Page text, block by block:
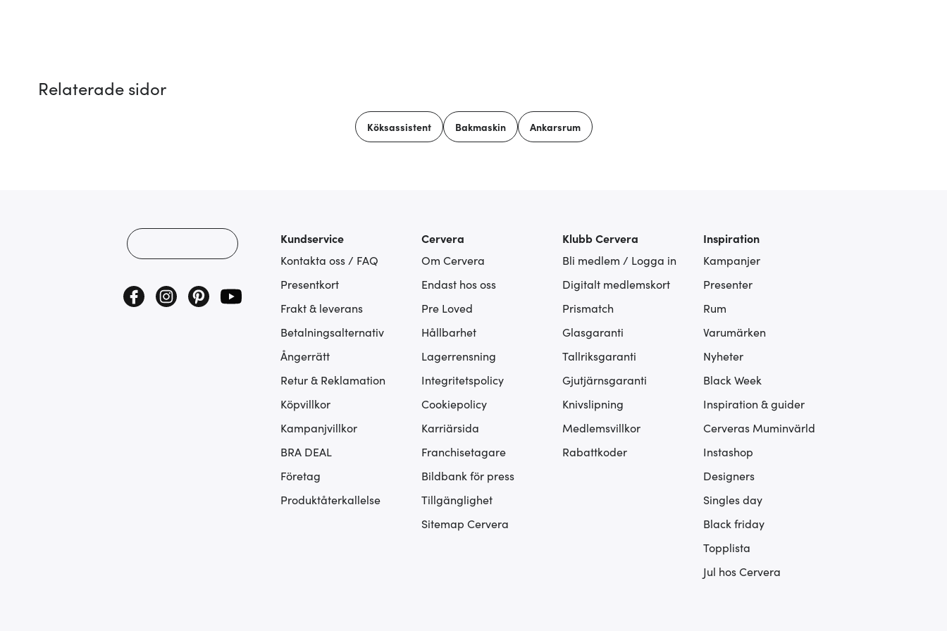
Relaterade sidor
Köksassistent Bakmaskin Ankarsrum
Kundservice
Kontakta oss / FAQ
Presentkort
Frakt & leverans
Betalningsalternativ
Ångerrätt
Retur & Reklamation
Köpvillkor
Kampanjvillkor
BRA DEAL
Företag
Produktåterkallelse
Cervera
Om Cervera
Endast hos oss
Pre Loved
Hållbarhet
Lagerrensning
Integritetspolicy
Cookiepolicy
Karriärsida
Franchisetagare
Bildbank för press
Tillgänglighet
Sitemap Cervera
Klubb Cervera
Bli medlem / Logga in
Digitalt medlemskort
Prismatch
Glasgaranti
Tallriksgaranti
Gjutjärnsgaranti
Knivslipning
Medlemsvillkor
Rabattkoder
Inspiration
Kampanjer
Presenter
Rum
Varumärken
Nyheter
Black Week
Inspiration & guider
Cerveras Muminvärld
Instashop
Designers
Singles day
Black friday
Topplista
Jul hos Cervera